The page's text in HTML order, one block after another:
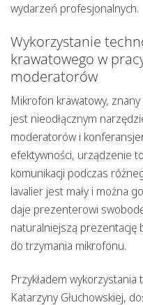
wydarzeń profesjonalnych.
Wykorzystanie
krawatowego w
moderatorów
Mikrofon krawatowy,
jest nieodłącznym
moderatorów i
efektywności, urządzenie
komunikacji podczas
lavalier jest mały i można
daje prezenterowi
naturalniejszą prezentację
do trzymania mikrofonu.
Przykładem
Katarzyny Głuchowskiej,